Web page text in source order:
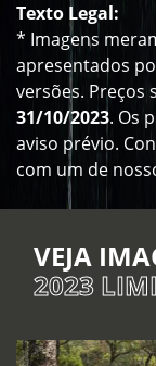
Texto Legal:
* Imagens
apresentados
versões. Preços
31/10/2023. Os
aviso prévio.
com um de
VEJA
2023